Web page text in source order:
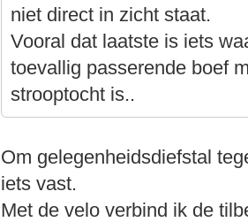
niet direct in zicht staat.
Vooral dat laatste is iets
toevallig passerende boef
strooptocht is..
Om gelegenheidsdiefstal
iets vast.
Met de velo verbind ik de